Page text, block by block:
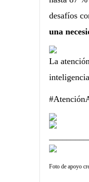
desafíos
una
La
Foto de apoyo